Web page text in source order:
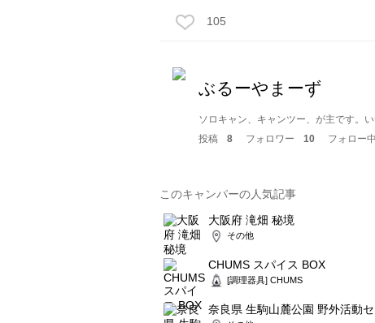
105
ぶるーやまーず
ソロキャン、キャンツー、が主です。
投稿
8 フォロワー 10 フォロー中
このキャンパーの人気記事
大阪府 滝畑 秘境
その他
CHUMS スパイス BOX
[調理器具] CHUMS
奈良県 生駒山麓公園 野外活動